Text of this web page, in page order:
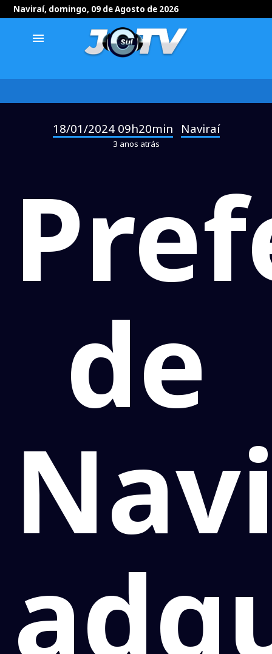
Naviraí, domingo, 09 de Agosto de 2026
menu
18/01/2024 09h20min Naviraí
3 anos atrás
de